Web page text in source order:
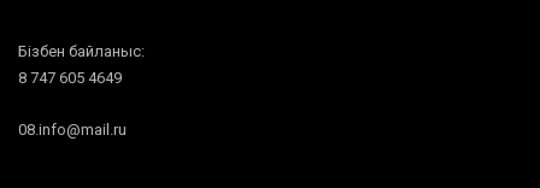
Бізбен байланыс:
8 747 605 4649
08.info@mail.ru